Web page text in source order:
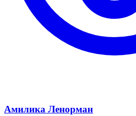
Амилика Ленорман